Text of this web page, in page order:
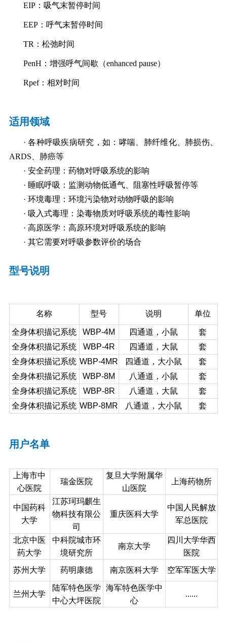
EIP：吸气末暂停时间
EEP：呼气末暂停时间
TR：松弛时间
PenH：增强呼气间歇（enhanced pause）
Rpef：相对时间
适用领域
· 各种呼吸疾病研究，如：哮喘、肺纤维化、肺损伤、
ARDS、肺癌等
· 安全药理：药物对呼吸系统的影响
· 睡眠呼吸：监测动物低通气、阻塞性呼吸暂停等
· 环境毒理：环境污染物对动物呼吸的影响
· 吸入式毒理：染毒物质对呼吸系统的毒性影响
· 高原医学：高原环境对呼吸系统的影响
· 其它需要对呼吸参数评价的场合
型号说明
名称 型号 说明 单位
全身体积描记系统 WBP-4M 四通道，小鼠
套
全身体积描记系统
WBP-4R 四通道，大鼠
套
全身体积描记系统 WBP-4MR 四通道，大小鼠
套
全身体积描记系统
WBP-8M 八通道，小鼠
套
全身体积描记系统
WBP-8R 八通道，大鼠
套
全身体积描记系统 WBP-8MR 八通道，大小鼠 套
用户名单
上海市中
心医院
瑞金医院
复旦大学附属华
山医院
上海药物所
中国药科
大学
江苏珂玛麒生
物科技有限公
司
重庆医科大学
中国人民解放
军总医院
北京中医
药大学
中科院城市环
境研究所
南京大学
四川大学华西
医院
苏州大学
药明康德 南京医科大学 空军军医大学
兰州大学
陆军特色医学
中心大坪医院
海军特色医学中
心
......